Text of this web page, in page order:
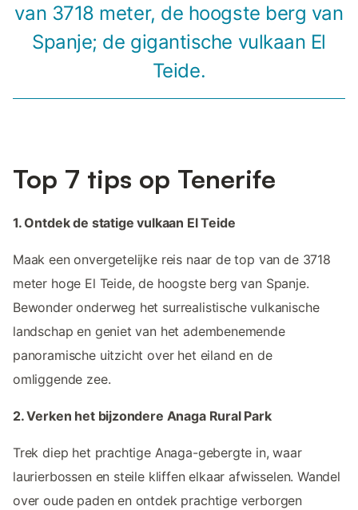
van 3718 meter, de hoogste berg van
Spanje; de gigantische vulkaan El
Teide.
Top 7 tips op Tenerife
1. Ontdek de statige vulkaan El Teide
Maak een onvergetelijke reis naar de top van de 3718
meter hoge El Teide, de hoogste berg van Spanje.
Bewonder onderweg het surrealistische vulkanische
landschap en geniet van het adembenemende
panoramische uitzicht over het eiland en de
omliggende zee.
2. Verken het bijzondere Anaga Rural Park
Trek diep het prachtige Anaga-gebergte in, waar
laurierbossen en steile kliffen elkaar afwisselen. Wandel
over oude paden en ontdek prachtige verborgen